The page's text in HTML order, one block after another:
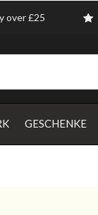
GESCHENKE
over £25